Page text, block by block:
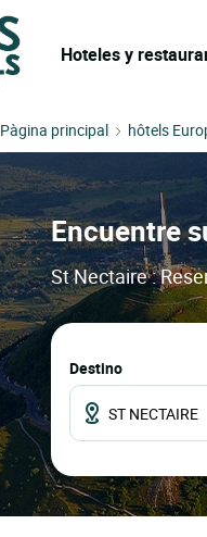
Hoteles y
Pàgina principal hôtels
Encuentre
St Nectaire :
Destino